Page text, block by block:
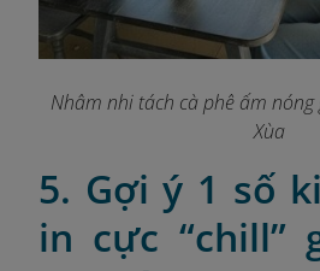
Nhâm nhi tách cà phê ấm
Xùa
5. Gợi ý 1 số
in cực “chill”